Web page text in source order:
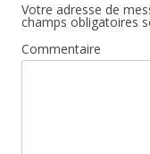
Votre adresse de
champs obligatoires
Commentaire